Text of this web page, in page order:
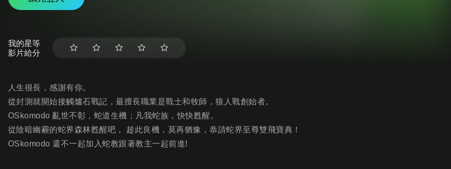
我的星等
影片給分
人生很長，感謝有你。
從封測就開始接觸爐石戰記，最擅長職業是戰士和牧師，狼人戰創始者。
OSkomodo 亂世不彰，蛇道生機；凡我蛇族，快快甦醒。
從陰暗幽霾的蛇界森林甦醒吧， 趁此良機，莫再猶豫，恭請蛇界至尊雙飛寶典！
OSkomodo 還不一起加入蛇教跟著教主一起前進!